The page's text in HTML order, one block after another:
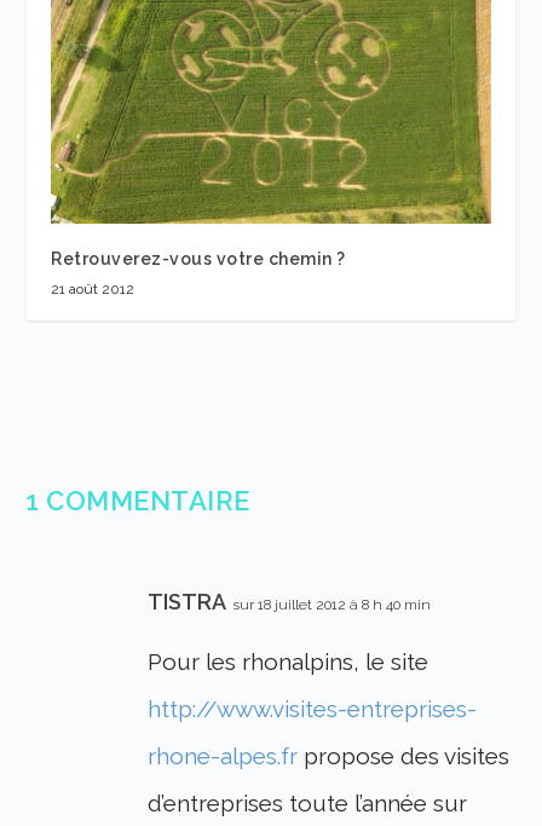
Retrouverez-vous votre chemin ?
21 août 2012
1 COMMENTAIRE
TISTRA sur 18 juillet 2012 à 8 h 40 min
Pour les rhonalpins, le site
http://www.visites-entreprises-
rhone-alpes.fr propose des visites
d’entreprises toute l’année sur